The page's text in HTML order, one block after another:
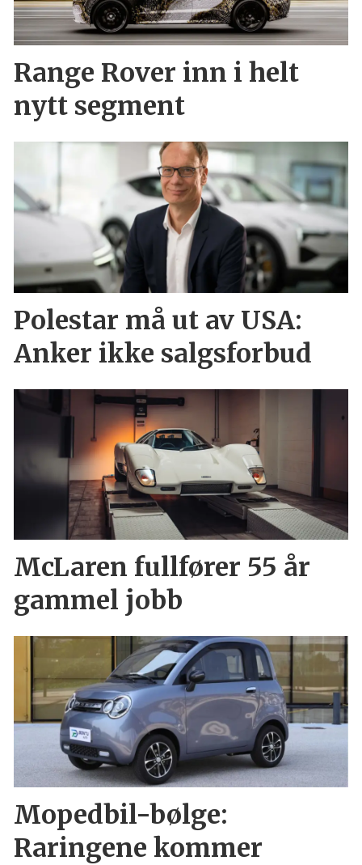
Range Rover inn i helt
nytt segment
Polestar må ut av USA:
Anker ikke salgsforbud
McLaren fullfører 55 år
gammel jobb
Mopedbil-bølge:
Raringene kommer